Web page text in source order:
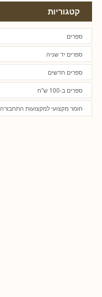
קטגוריות
ספרים
ספרים יד שניה
ספרים חדשים
ספרים ב-100 ש"ח
חומר מקצועי למקצועות התחבורה